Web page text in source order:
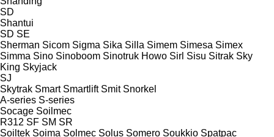
SD
Shantui
SD SE
Sherman Sicom Sigma Sika Silla Simem Simesa Simex
Simma Sino Sinoboom Sinotruk Howo Sirl Sisu Sitrak Sky
King Skyjack
SJ
Skytrak Smart Smartlift Smit Snorkel
A-series S-series
Socage Soilmec
R312 SF SM SR
Soiltek Soima Solmec Solus Somero Soukkio Spatpac